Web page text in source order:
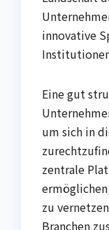
innovative
Eine gut
um sich in
zentrale
zu
Branchen